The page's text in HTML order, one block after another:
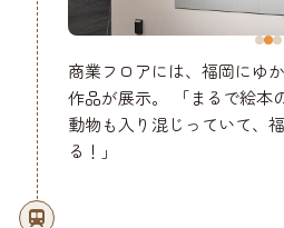
商業フロアには、福岡にゆ
作品が展示。 「まるで絵本
動物も入り混じっていて、
る！」